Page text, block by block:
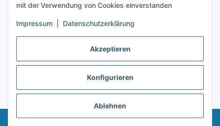
Akzeptieren
Konfigurieren
Ablehnen
mit der Verwendung von Cookies einverstanden
Impressum Datenschutzerklärung
Vertrag widerrufen
* Alle Preise inkl. gesetzlicher USt., zzgl.Versand